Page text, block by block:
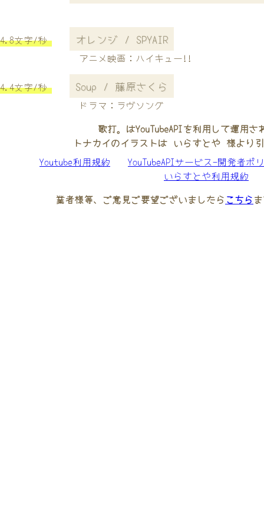
4.8文字/秒 オレンジ / SPYAIR
アニメ映画：ハイキュー!!
4.4文字/秒 Soup / 藤原さくら
ドラマ：ラヴソング
歌打。はYouTubeAPIを利用して運用さ
トナカイのイラストは いらすとや 様より
Youtube利用規約
YouTubeAPIサービス-開発者ポ
いらすとや利用規約
業者様等、ご意見ご要望ございましたら こちら